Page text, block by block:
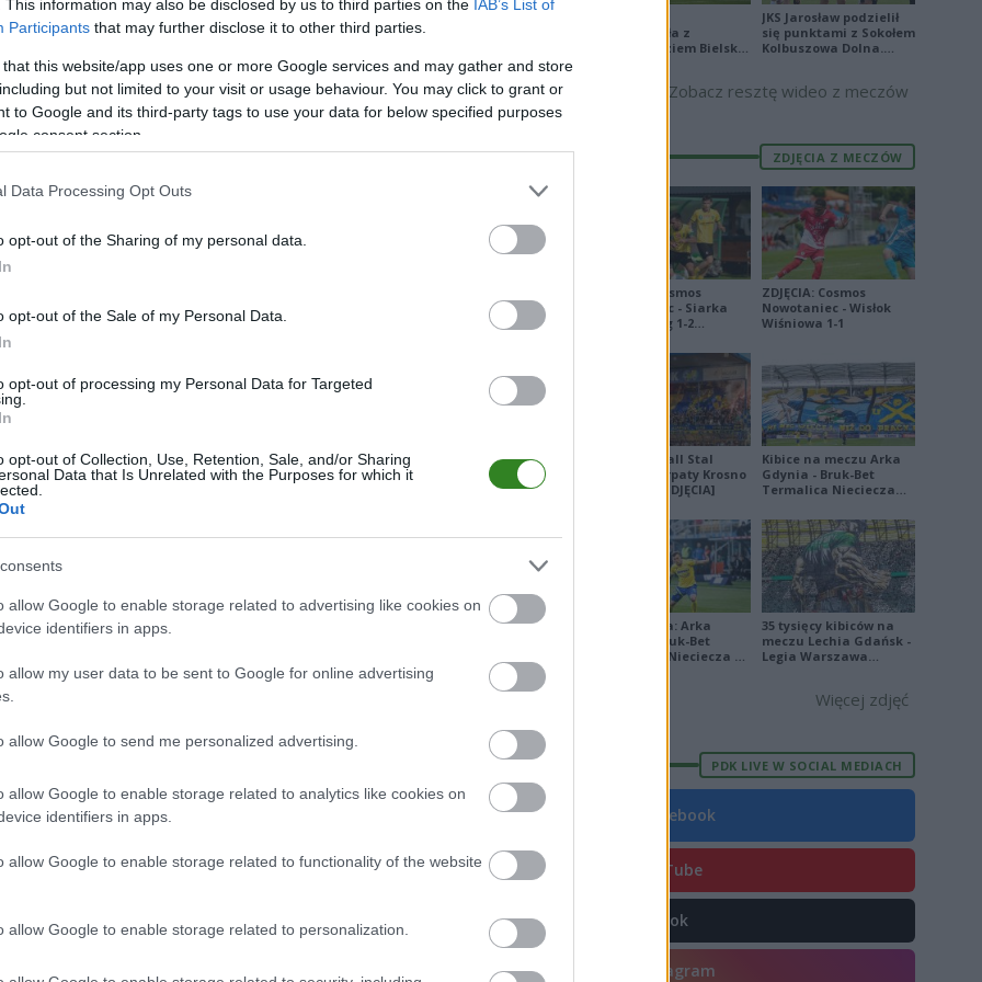
This information may also be disclosed by us to third parties on the IAB’s List of
Participants that may further disclose it to other third parties.
that this website/app uses one or more Google services and may gather and store
but not limited to your visit or usage behaviour. You may click to grant or
to Google and its third-party tags to use your data for below specified purposes
consent section.
Data Processing Opt Outs
opt-out of the Sharing of my personal data.
opt-out of the Sale of my Personal Data.
opt-out of processing my Personal Data for Targeted
opt-out of Collection, Use, Retention, Sale, and/or Sharing
Data that Is Unrelated with the Purposes for which it
allow Google to enable storage related to advertising like cookies on
identifiers in apps.
allow my user data to be sent to Google for online advertising
allow Google to send me personalized advertising.
allow Google to enable storage related to analytics like cookies on
identifiers in apps.
allow Google to enable storage related to functionality of the website
allow Google to enable storage related to personalization.
1
0
ZOBACZ WIĘCEJ (10)
FORMA
85-17
78-29
51-39
26 38 12 49-47
26 30 8 6 49-62
32-54
16 40-66
45-69
19 5 4 31-69
M PKT Z R P GOLE FORMA
13 33 10 3 0 43-12
13 29 9 2 37-14
zremisowała z
Podbeskidziem Bielsko-
JKS Jarosław podzielił
się punktami z Sokołem
Kolbuszowa Dolna.
Zobacz resztę wideo z meczów
ZDJĘCIA Z MECZÓW
ZDJĘCIA: Cosmos
Nowotaniec - Siarka
Tarnobrzeg 1-2
ZDJĘCIA: Cosmos
Nowotaniec - Wisłok
Wiśniowa 1-1
Derby Ekoball Stal
Sanok - Karpaty Krosno
na remis [ZDJĘCIA]
Kibice na meczu Arka
Gdynia - Bruk-Bet
Termalica Nieciecza
Ekstraklasa: Arka
Gdynia - Bruk-Bet
Termalica Nieciecza 2-
35 tysięcy kibiców na
meczu Lechia Gdańsk -
Legia Warszawa
Więcej zdjęć
PDK LIVE W SOCIAL MEDIACH
Facebook
YouTube
TikTok
Instagram